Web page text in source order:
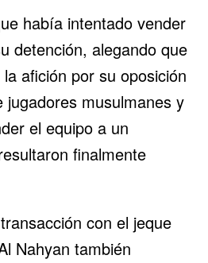
había intentado vender
detención, alegando que
afición por su oposición
jugadores musulmanes y
el equipo a un
finalmente
con el jeque
Nahyan también